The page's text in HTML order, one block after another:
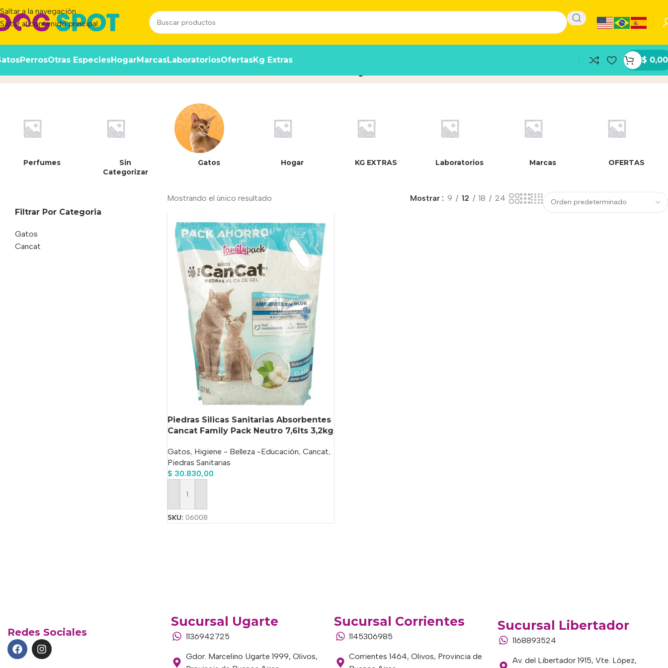
Saltar a la navegación
Saltar al contenido principal
PerrosOtras EspeciesHogarMarcasLaboratoriosOfertasKg Extras $ 0,00
Piedras Silicas Sanitarias Absorbentes CanCat Family Pack Neutro 7
Perfumes
Sin
Categorizar
Gatos Hogar KG EXTRAS Laboratorios Marcas OFERTAS
Filtrar Por Categoria
Gatos
Cancat
Mostrando el único resultado Mostrar 9 12 18 24
Piedras Silicas Sanitarias Absorbentes
Cancat Family Pack Neutro 7,6lts 3,2kg
Gatos, Higiene - Belleza -Educación, Cancat,
Piedras Sanitarias
$ 30.830,00
Añadir Al Carrito
SKU: 06008
Redes Sociales
Sucursal Ugarte
1136942725
Gdor. Marcelino Ugarte 1999, Olivos,
Sucursal Corrientes
1145306985
Corrientes 1464, Olivos, Provincia de
Sucursal Libertador
1168893524
Av. del Libertador 1915, Vte. López,